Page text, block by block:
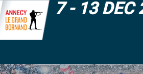
7 - 13 DEC